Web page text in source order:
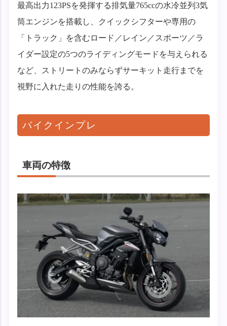
最高出力123PSを発揮する排気量765ccの水冷並列3気
筒エンジンを搭載し、クイックシフターや専用の
「トラック」を含むロード／レイン／スポーツ／ラ
イダー設定の5つのライディングモードを与えられる
など、ストリートのみならずサーキット走行までを
視野に入れた走りの性能を誇る。
バイクインプレ
車両の特徴